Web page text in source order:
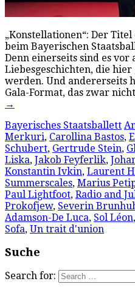
„Konstellationen“: Der
beim Bayerischen
Denn einerseits sind es vor
Liebesgeschichten, die
werden. Und andererseits
Gala-Format, das zwar
→
Bayerisches Staatsballett
Merkuri, Carollina Bastos,
Schubert, Gertrude Stein,
Liska, Jakob Feyferlik,
Konstantin Ivkin, Laurent
Summerscales, Marius
Paul Lightfoot, Radio and
Prokofjew, Severin
Adamson-De Luca, Sol Léon,
Sofa, Un trait d'union
Suche
Search for: